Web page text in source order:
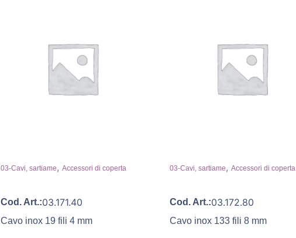
03-Cavi, sartiame, Accessori di coperta
Cod. Art.:03.171.40
Cavo inox 19 fili 4 mm
03-Cavi, sartiame, Accessori di coperta
Cod. Art.:03.172.80
Cavo inox 133 fili 8 mm